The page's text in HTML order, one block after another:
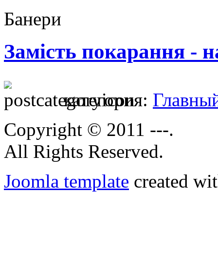
Банери
Замість покарання -
категория:
Copyright © 2011 ---.
All Rights Reserved.
Joomla template created